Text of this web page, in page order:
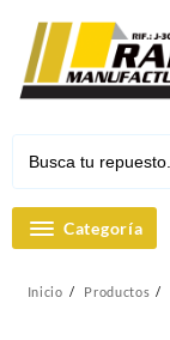
contenido
Categoría
Inicio Productos